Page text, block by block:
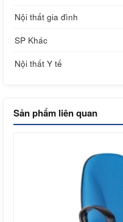
Nội thất gia đình
SP Khác
Nội thất Y tế
Sản phẩm liên quan